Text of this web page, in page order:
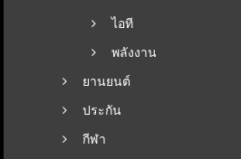
ไอที
พลังงาน
ยานยนต์
ประกัน
กีฬา